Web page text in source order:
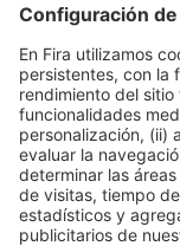
Colaboradores